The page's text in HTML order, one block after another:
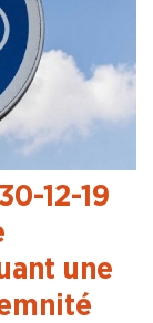
12-19
une